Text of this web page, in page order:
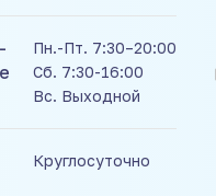
Пн.-Пт. 7:30–20:00
Сб. 7:30-16:00
Вс. Выходной
Круглосуточно